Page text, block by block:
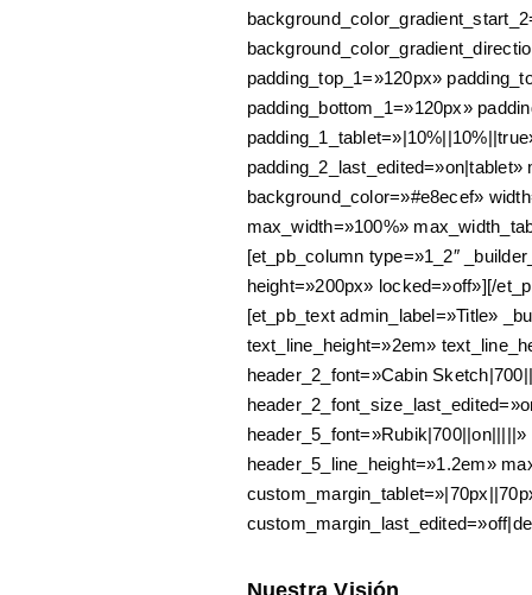
padding_top_1=»120px»
padding_bottom_1=»120px»
background_color=»#e8ecef»
max_width=»100%»
[et_pb_column type=»1_2″
height=»200px» locked=»off»][/
[et_pb_text admin_label=»Title»
text_line_height=»2em»
header_2_font=»Cabin
header_5_line_height=»1.2em»
Nuestra Visión